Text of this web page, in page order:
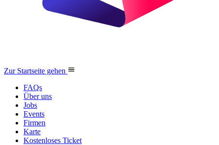
Zur Startseite gehen
FAQs
Über uns
Jobs
Events
Firmen
Karte
Kostenloses Ticket